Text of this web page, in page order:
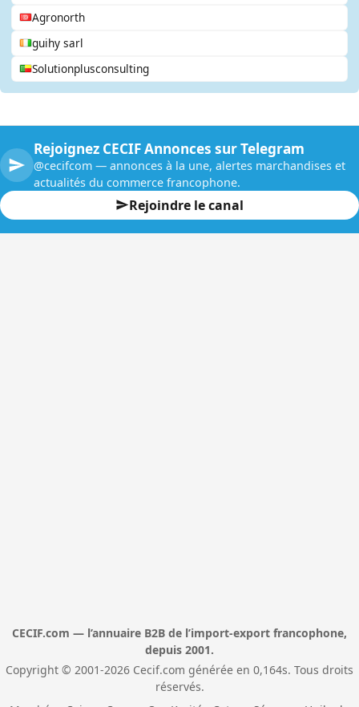
Agronorth
guihy sarl
Solutionplusconsulting
Rejoignez CECIF Annonces sur Telegram
@cecifcom — annonces à la une, alertes marchandises et
actualités du commerce francophone.
Rejoindre le canal
CECIF.com — l’annuaire B2B de l’import-export francophone,
depuis 2001.
Copyright © 2001-2026 Cecif.com générée en 0,164s. Tous droits
réservés.